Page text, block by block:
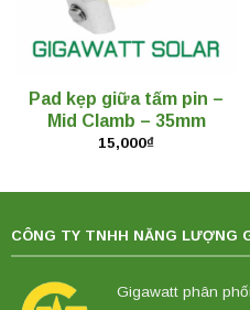
Pad kẹp giữa tấm pin –
Mid Clamb – 35mm
15,000₫
CÔNG TY TNHH NĂNG LƯỢNG
Gigawatt phân